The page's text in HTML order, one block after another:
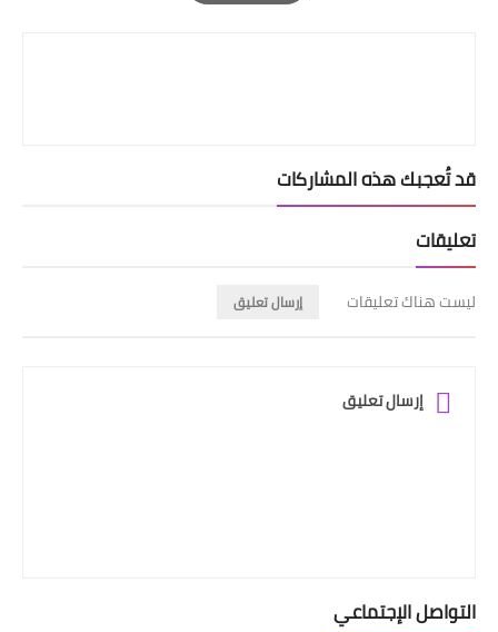
قد تُعجبك هذه المشاركات
تعليقات
ليست هناك تعليقات إرسال تعليق
إرسال تعليق
التواصل الإجتماعي